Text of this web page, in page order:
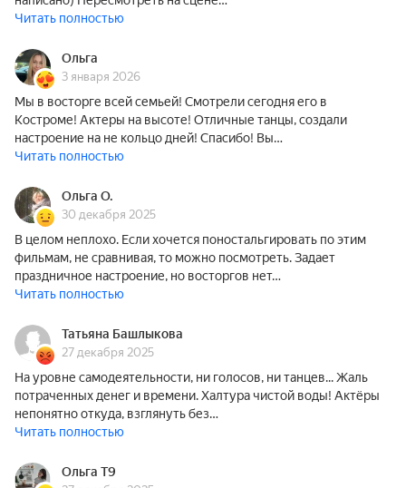
Читать полностью
Ольга
3 января 2026
Мы в восторге всей семьей! Смотрели сегодня его в
Костроме! Актеры на высоте! Отличные танцы, создали
настроение на не кольцо дней! Спасибо! Вы…
Читать полностью
Ольга О.
30 декабря 2025
В целом неплохо. Если хочется поностальгировать по этим
фильмам, не сравнивая, то можно посмотреть. Задает
праздничное настроение, но восторгов нет…
Читать полностью
Татьяна Башлыкова
27 декабря 2025
На уровне самодеятельности, ни голосов, ни танцев... Жаль
потраченных денег и времени. Халтура чистой воды! Актёры
непонятно откуда, взглянуть без…
Читать полностью
Ольга Т9